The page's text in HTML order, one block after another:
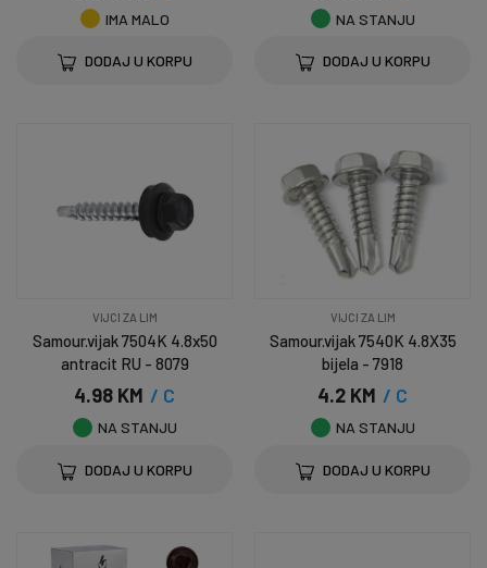
IMA MALO
DODAJ U KORPU
NA STANJU
DODAJ U KORPU
VIJCI ZA LIM
Samour.vijak 7504K 4.8x50
antracit RU - 8079
4.98 KM / C
NA STANJU
DODAJ U KORPU
VIJCI ZA LIM
Samour.vijak 7540K 4.8X35
bijela - 7918
4.2 KM / C
NA STANJU
DODAJ U KORPU